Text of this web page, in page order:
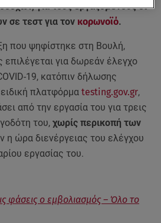
για τους εργαζόμενους οι
σε τεστ για τον κορωνοϊό.
που ψηφίστηκε στη Βουλή,
επιλέγεται για δωρεάν έλεγχο
19, κατόπιν δήλωσης
πλατφόρμα testing.gov.gr,
από την εργασία του για τρεις
του, χωρίς περικοπή των
η ώρα διενέργειας του ελέγχου
εργασίας του.
φάσεις ο εμβολιασμός – Όλο το